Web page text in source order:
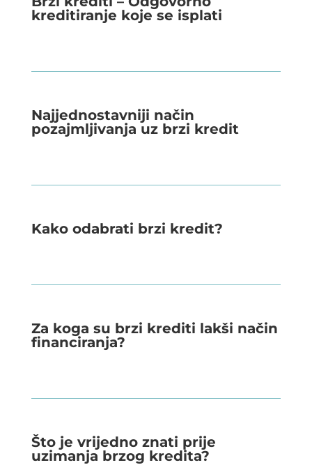
kreditiranje koje se isplati
Najjednostavniji način
pozajmljivanja uz brzi kredit
Kako odabrati brzi kredit?
Za koga su brzi krediti lakši način
financiranja?
Što je vrijedno znati prije
uzimanja brzog kredita?